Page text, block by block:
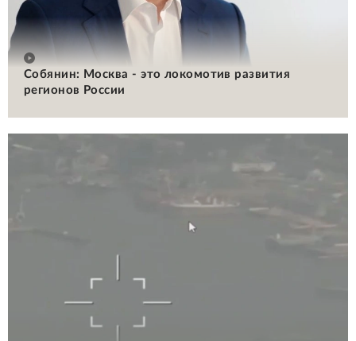
Собянин: Москва - это локомотив развития
регионов России